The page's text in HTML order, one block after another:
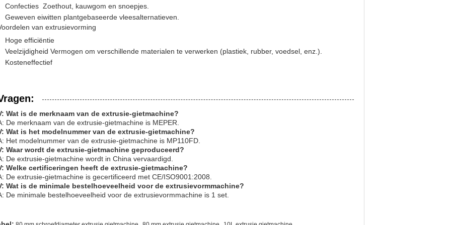
Confecties ️ Zoethout, kauwgom en snoepjes.
Geweven eiwitten plantgebaseerde vleesalternatieven.
van extrusievorming
Hoge efficiëntie
Veelzijdigheid Vermogen om verschillende materialen te verwerken (plastiek, rubber, voedsel, enz.).
Kosteneffectief
Wat is de merknaam van de extrusie-gietmachine?
De merknaam van de extrusie-gietmachine is MEPER.
Wat is het modelnummer van de extrusie-gietmachine?
Het modelnummer van de extrusie-gietmachine is MP110FD.
Waar wordt de extrusie-gietmachine geproduceerd?
De extrusie-gietmachine wordt in China vervaardigd.
Welke certificeringen heeft de extrusie-gietmachine?
De extrusie-gietmachine is gecertificeerd met CE/ISO9001:2008.
Wat is de minimale bestelhoeveelheid voor de extrusievormmachine?
De minimale bestelhoeveelheid voor de extrusievormmachine is 1 set.